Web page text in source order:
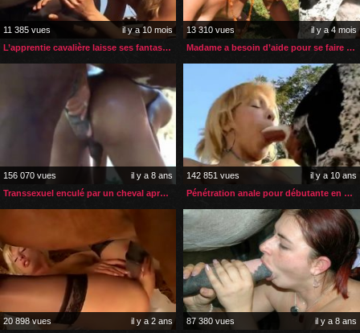
11 385 vues
il y a 10 mois
L’apprentie cavalière laisse ses fantasmes prendre le dessus
13 310 vues
il y a 4 mois
Madame a besoin d’aide pour se faire enculer par son chien
156 070 vues
il y a 8 ans
Transsexuel enculé par un cheval après un gode anal
142 851 vues
il y a 10 ans
Pénétration anale pour débutante en zoophilie
20 898 vues
il y a 2 ans
87 380 vues
il y a 8 ans